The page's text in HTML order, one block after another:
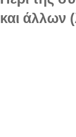
και άλλων